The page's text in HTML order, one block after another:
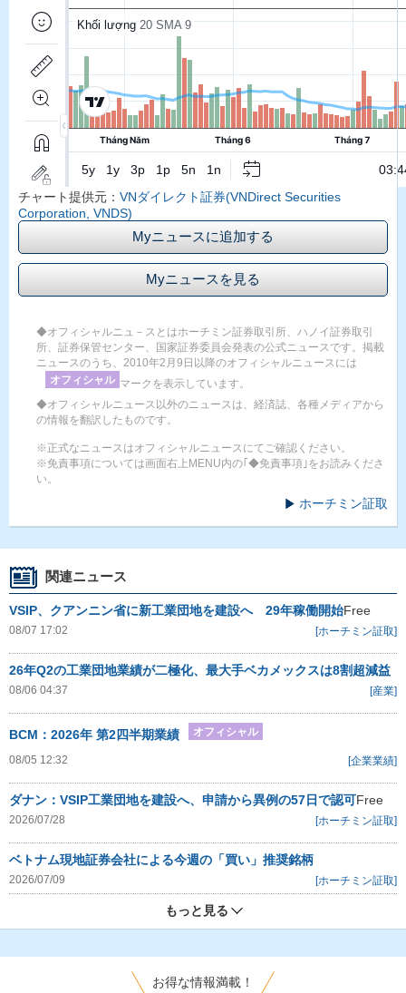
チャート提供元： VNダイレクト証券(VNDirect Securities
Corporation, VNDS)
Myニュースに追加する
Myニュースを見る
◆オフィシャルニュ－スとはホーチミン証券取引所、ハノイ証券取引
所、証券保管センター、国家証券委員会発表の公式ニュースです。掲載
ニュースのうち、2010年2月9日以降のオフィシャルニュースには
オフィシャル マークを表示しています。
◆オフィシャルニュース以外のニュースは、経済誌、各種メディアから
の情報を翻訳したものです。
※正式なニュースはオフィシャルニュースにてご確認ください。
※免責事項については画面右上MENU内の｢◆免責事項｣をお読みくださ
い。
ホーチミン証取
関連ニュース
VSIP、クアンニン省に新工業団地を建設へ 29年稼働開始Free
08/07 17:02 [ホーチミン証取]
26年Q2の工業団地業績が二極化、最大手ベカメックスは8割超減益
08/06 04:37 [産業]
BCM：2026年 第2四半期業績 オフィシャル
08/05 12:32 [企業業績]
ダナン：VSIP工業団地を建設へ、申請から異例の57日で認可Free
2026/07/28 [ホーチミン証取]
ベトナム現地証券会社による今週の「買い」推奨銘柄
2026/07/09 [ホーチミン証取]
もっと見る
お得な情報満載！